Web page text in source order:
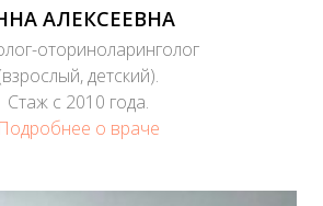
АЛЕКСЕЕВНА
оториноларинголог
детский).
Стаж с 2010 года.
Подробнее о враче